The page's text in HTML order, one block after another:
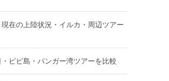
在の上陸状況・イルカ・周辺ツアー
ピピ島・パンガー湾ツアーを比較